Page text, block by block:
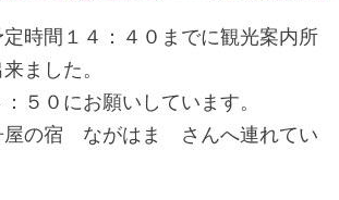
時間１４：４０までに観光案内所
ました。
５０にお願いしています。
屋の宿 ながはま さんへ連れてい